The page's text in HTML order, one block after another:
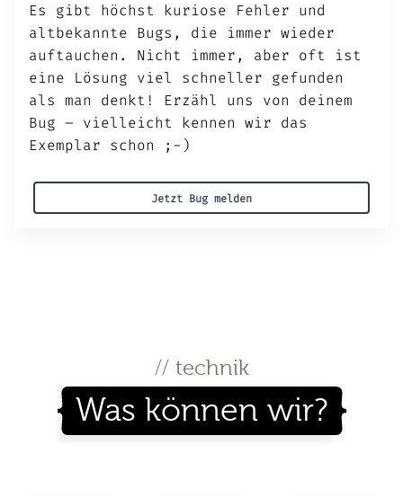
Es gibt höchst kuriose Fehler und
altbekannte Bugs, die immer wieder
auftauchen. Nicht immer, aber oft ist
eine Lösung viel schneller gefunden
als man denkt! Erzähl uns von deinem
Bug – vielleicht kennen wir das
Exemplar schon ;-)
Jetzt Bug melden
// technik
Was können wir?